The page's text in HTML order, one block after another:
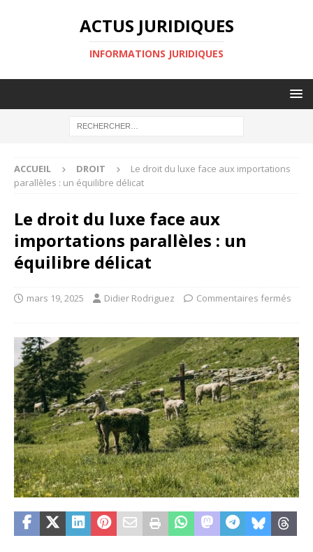
ACTUS JURIDIQUES
INFORMATIONS JURIDIQUES
ACCUEIL DROIT
Le droit du luxe face aux importations
parallèles : un équilibre délicat
Le droit du luxe face aux
importations parallèles : un
équilibre délicat
mars 19, 2025 Didier Rodriguez Commentaires fermés